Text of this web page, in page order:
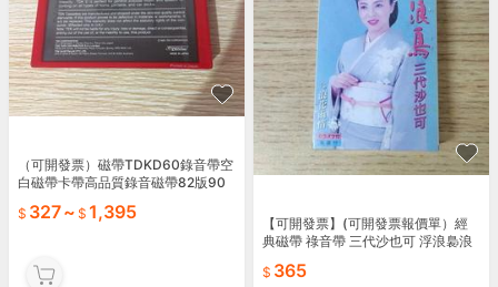
（可開發票）磁帶TDKD60錄音帶空
白磁帶卡帶高品質錄音磁帶82版90
327~ 1,395
【可開發票】(可開發票報價單）經
典磁帶 祿音帶 三代沙也可 浮浪裊浪
【满额免運】
365